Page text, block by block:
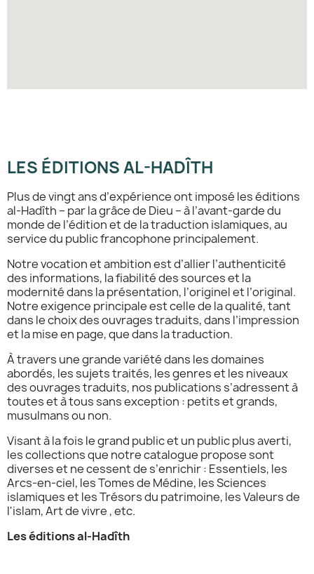
LES ÉDITIONS AL-HADÎTH
Plus de vingt ans d’expérience ont imposé les éditions
al-Hadîth – par la grâce de Dieu – à l’avant-garde du
monde de l’édition et de la traduction islamiques, au
service du public francophone principalement.
Notre vocation et ambition est d’allier l’authenticité
des informations, la fiabilité des sources et la
modernité dans la présentation, l’originel et l’original.
Notre exigence principale est celle de la qualité, tant
dans le choix des ouvrages traduits, dans l’impression
et la mise en page, que dans la traduction.
À travers une grande variété dans les domaines
abordés, les sujets traités, les genres et les niveaux
des ouvrages traduits, nos publications s’adressent à
toutes et à tous sans exception : petits et grands,
musulmans ou non.
Visant à la fois le grand public et un public plus averti,
les collections que notre catalogue propose sont
diverses et ne cessent de s’enrichir : Essentiels, les
Arcs-en-ciel, les Tomes de Médine, les Sciences
islamiques et les Trésors du patrimoine, les Valeurs de
l'islam, Art de vivre , etc.
Les éditions al-Hadîth